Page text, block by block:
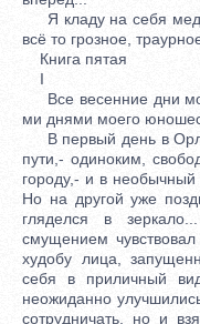
Я кладу на себя
всё то грозное,
Книга пятая
I
Все весенние дни
ми днями моего
В первый день в
пути,- одиноким,
городу,- и в необычный
Но на другой уже
гляделся в
смущением
худобу лица,
себя в приличный
неожиданно
сотрудничать, но и